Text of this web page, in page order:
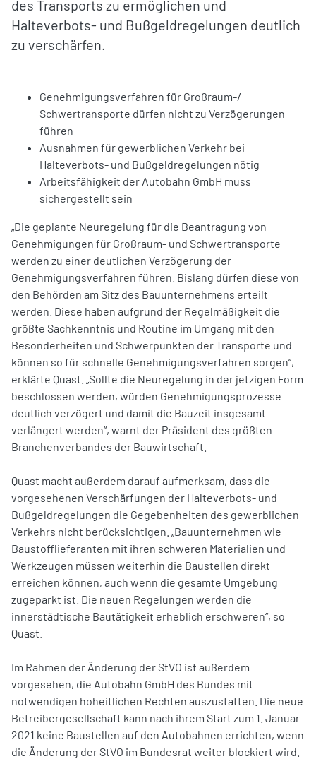
des Transports zu ermöglichen und
Halteverbots- und Bußgeldregelungen deutlich
zu verschärfen.
Genehmigungsverfahren für Großraum-/
Schwertransporte dürfen nicht zu Verzögerungen
führen
Ausnahmen für gewerblichen Verkehr bei
Halteverbots- und Bußgeldregelungen nötig
Arbeitsfähigkeit der Autobahn GmbH muss
sichergestellt sein
„Die geplante Neuregelung für die Beantragung von
Genehmigungen für Großraum- und Schwertransporte
werden zu einer deutlichen Verzögerung der
Genehmigungsverfahren führen. Bislang dürfen diese von
den Behörden am Sitz des Bauunternehmens erteilt
werden. Diese haben aufgrund der Regelmäßigkeit die
größte Sachkenntnis und Routine im Umgang mit den
Besonderheiten und Schwerpunkten der Transporte und
können so für schnelle Genehmigungsverfahren sorgen“,
erklärte Quast. „Sollte die Neuregelung in der jetzigen Form
beschlossen werden, würden Genehmigungsprozesse
deutlich verzögert und damit die Bauzeit insgesamt
verlängert werden“, warnt der Präsident des größten
Branchenverbandes der Bauwirtschaft.
Quast macht außerdem darauf aufmerksam, dass die
vorgesehenen Verschärfungen der Halteverbots- und
Bußgeldregelungen die Gegebenheiten des gewerblichen
Verkehrs nicht berücksichtigen. „Bauunternehmen wie
Baustofflieferanten mit ihren schweren Materialien und
Werkzeugen müssen weiterhin die Baustellen direkt
erreichen können, auch wenn die gesamte Umgebung
zugeparkt ist. Die neuen Regelungen werden die
innerstädtische Bautätigkeit erheblich erschweren“, so
Quast.
Im Rahmen der Änderung der StVO ist außerdem
vorgesehen, die Autobahn GmbH des Bundes mit
notwendigen hoheitlichen Rechten auszustatten. Die neue
Betreibergesellschaft kann nach ihrem Start zum 1. Januar
2021 keine Baustellen auf den Autobahnen errichten, wenn
die Änderung der StVO im Bundesrat weiter blockiert wird.